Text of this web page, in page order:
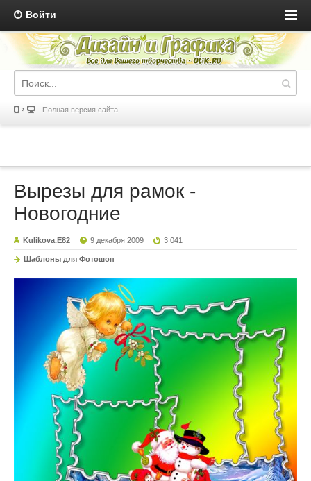
Войти
Полная версия сайта
Вырезы для рамок -
Новогодние
Kulikova.E82 9 декабря 2009 3 041
Шаблоны для Фотошоп